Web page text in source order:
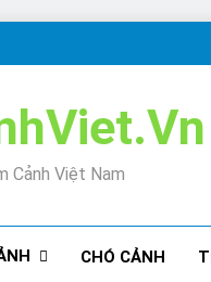
Cảnh Việt Nam
CHÓ CẢNH